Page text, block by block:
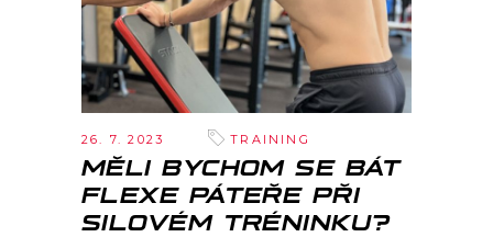
26. 7. 2023 TRAINING
MĚLI BYCHOM SE BÁT
FLEXE PÁTEŘE PŘI
SILOVÉM TRÉNINKU?